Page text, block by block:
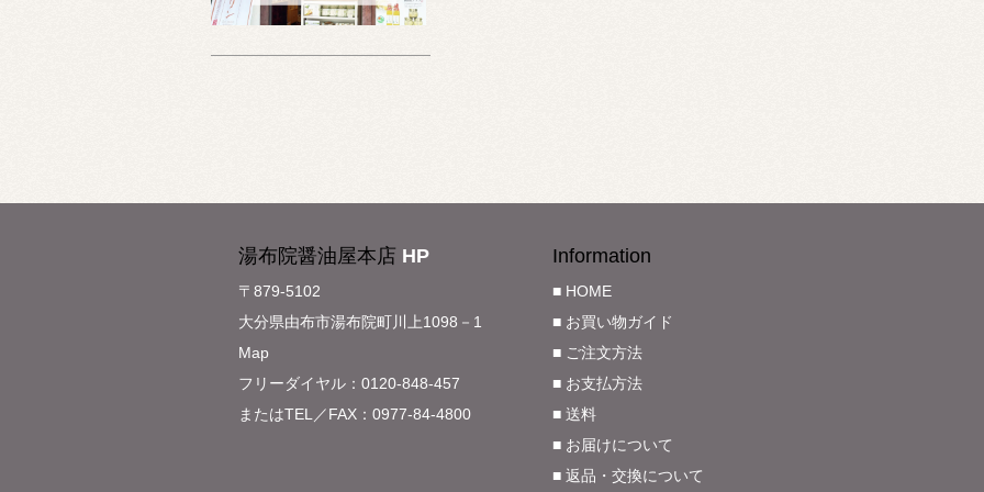
湯布院醤油屋本店 HP
〒879-5102
大分県由布市湯布院町川上1098－1
Map
フリーダイヤル：0120-848-457
またはTEL／FAX：0977-84-4800
Information
■ HOME
■ お買い物ガイド
■ ご注文方法
■ お支払方法
■ 送料
■ お届けについて
■ 返品・交換について